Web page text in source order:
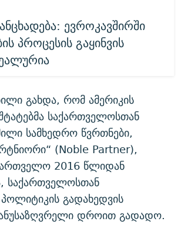
ევროკავშირში
პროცესის გაყინვის
გახდა, რომ ამერიკის
საქართველოსთან
სამხედრო წვრთნები,
(Noble Partner),
2016 წლიდან
საქართველოსთან
გადახედვის
დროით გადადო.